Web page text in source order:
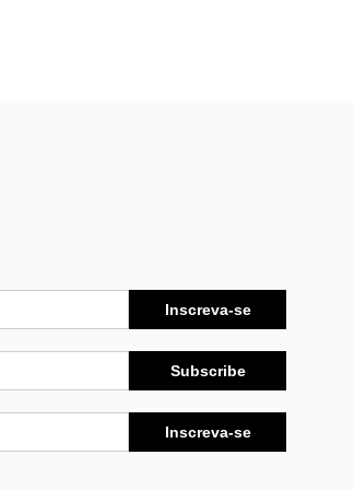
Inscreva-se
Subscribe
Inscreva-se